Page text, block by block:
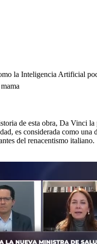
la Inteligencia Artificial
de esta obra, Da Vinci
es considerada como una
del renacentismo italiano.